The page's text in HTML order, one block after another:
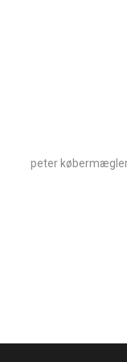
peter